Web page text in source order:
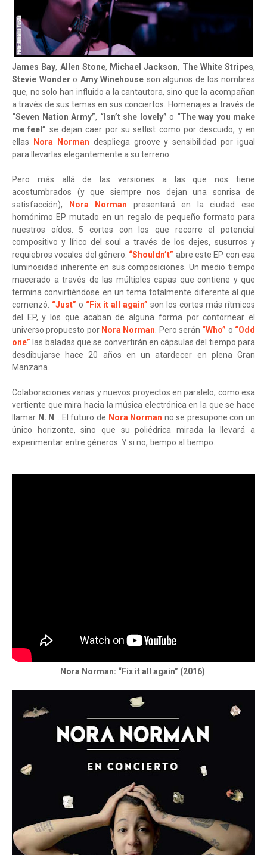
James Bay, Allen Stone, Michael Jackson, The White Stripes,
Stevie Wondero Amy Winehouse son algunos de los nombres
que, no solo han influido a la cantautora, sino que la acompañan
a través de sus temas en sus conciertos. Homenajes a través de
“Seven Nation Army”, “Isn’t she lovely” o “The way you make
me feel” se dejan caer por su setlist como por descuido, y en
ellas
Nora Norman despliega groove y sensibilidad por igual
para llevarlas elegantemente a su terreno.
Pero más allá de las versiones a las que nos tiene
acostumbrados (y que siempre nos dejan una sonrisa de
satisfacción),
Nora Norman presentará en la ciudad ese
homónimo EP mutado en un regalo de pequeño formato para
nuestros oídos. 5 cortes con los que recorre el potencial
compositivo y lírico del soul a través de los dejes, susurros y
requiebros vocales del género. “Shouldn’t” abre este EP con esa
luminosidad inherente en sus composiciones. Un medio tiempo
macerado a través de las múltiples capas que contiene y que
termina convirtiéndose en un tema totalmente diferente al que
comenzó. “Just” o “Fix it all again” son los cortes más rítmicos
del EP, y los que acaban de alguna forma por contornear el
universo propuesto por Nora Norman. Pero serán “Who” o “Odd
one” las baladas que se convertirán en cápsulas del tiempo para
desdibujarse hace 20 años en un atardecer en plena Gran
Manzana.
Colaboraciones varias y nuevos proyectos en paralelo, como esa
vertiente que mira hacia la música electrónica en la que se hace
llamar N. N … El futuro de Nora Norman no se presupone con un
único horizonte, sino que su poliédrica mirada la llevará a
experimentar entre géneros. Y si no, tiempo al tiempo…
Nora Norman: “Fix it all again” (2016)